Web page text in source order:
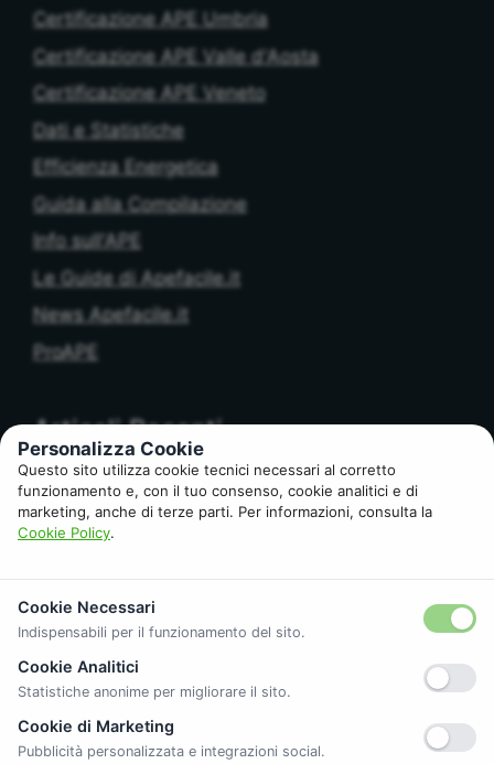
Certificazione APE Umbria
Certificazione APE Valle d'Aosta
Certificazione APE Veneto
Dati e Statistiche
Efficienza Energetica
Guida alla Compilazione
Info sull'APE
Le Guide di Apefacile.it
News Apefacile.it
ProAPE
Articoli Recenti
APE e Banca: cosa controlla l’Istituto di Credito
prima del rogito
APE senza libretto di impianto: chi rischia
Come ottenere il Certificato APE a Roma
Caldaia, Pompa di Calore o Ibrido: cosa aiuta
davvero a salire di Classe
Personalizza Cookie
Questo sito utilizza cookie tecnici necessari al corretto
funzionamento e, con il tuo consenso, cookie analitici e di
marketing, anche di terze parti. Per informazioni, consulta la
Cookie Policy.
Cookie Necessari
Indispensabili per il funzionamento del sito.
Cookie Analitici
Statistiche anonime per migliorare il sito.
Cookie di Marketing
Pubblicità personalizzata e integrazioni social.